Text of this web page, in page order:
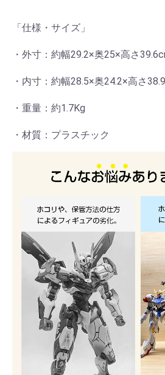
「仕様・サイズ」
・外寸：約幅29.2×奥25×高さ
・内寸：約幅28.5×奥24.2×高さ
・重量：約1.7Kg
・材質：プラスチック